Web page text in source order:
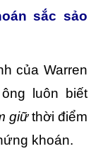
sắc sảo
của Warren
luôn biết
giữthời điểm
khoán.